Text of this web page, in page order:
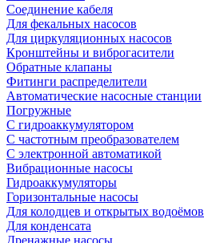
Соединение кабеля
Для фекальных насосов
Для циркуляционных насосов
Кронштейны и виброгасители
Обратные клапаны
Фитинги распределители
Автоматические насосные станции
Погружные
С гидроаккумулятором
С частотным преобразователем
С электронной автоматикой
Вибрационные насосы
Гидроаккумуляторы
Горизонтальные насосы
Для колодцев и открытых водоёмов
Для конденсата
Дренажные насосы